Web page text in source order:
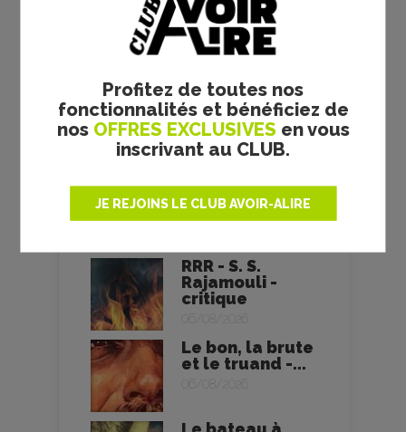
Profitez de toutes nos
fonctionnalités et bénéficiez de
nos OFFRES EXCLUSIVES en vous
inscrivant au CLUB.
JE REJOINS LE CLUB AVOIR-ALIRE
L’Odyssée -
Christopher
Nolan - critique
Des fleurs pour
Tokyo - Yuiga...
06/08/2026
Ryūsuke
Hamaguchi -
critique
RRR - S. S.
Rajamouli -
critique
06/08/2026
Le bon, la brute
et le truand -...
06/08/2026